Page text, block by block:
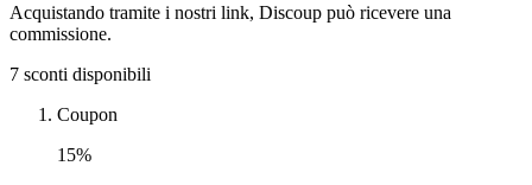
Fineco
Trasporti
Acquistando tramite i nostri link, Discoup può ricevere una
commissione.
7 sconti disponibili
Coupon
15%